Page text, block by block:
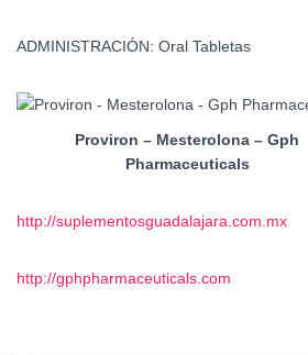
ADMINISTRACIÓN: Oral Tabletas
Proviron – Mesterolona – Gph
Pharmaceuticals
http://suplementosguadalajara.com.mx
http://gphpharmaceuticals.com